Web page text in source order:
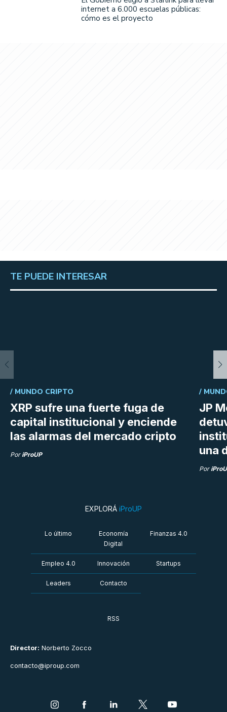
internet a 6.000 escuelas públicas:
cómo es el proyecto
TE PUEDE INTERESAR
XRP sufre una fuerte fuga de
capital institucional y enciende
las alarmas del mercado cripto
/ MUNDO CRIPTO
Por iProUP
JP
una
/
Por
Director: Norberto Zocco
contacto@iproup.com
EXPLORÁ iProUP
Lo último
Economía
Digital
Finanzas 4.0
Empleo 4.0 Innovación Startups
Leaders Contacto
RSS